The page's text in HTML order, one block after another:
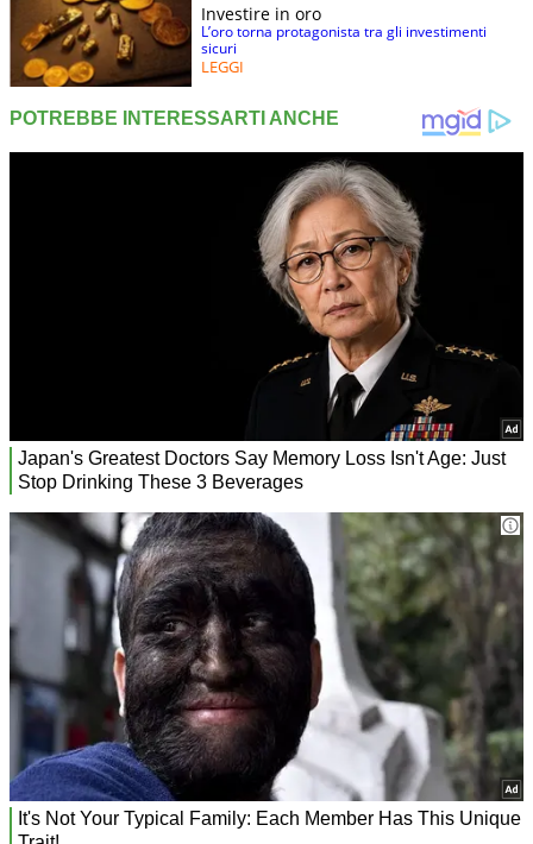
Investire in oro
L’oro torna protagonista tra gli investimenti
sicuri
LEGGI